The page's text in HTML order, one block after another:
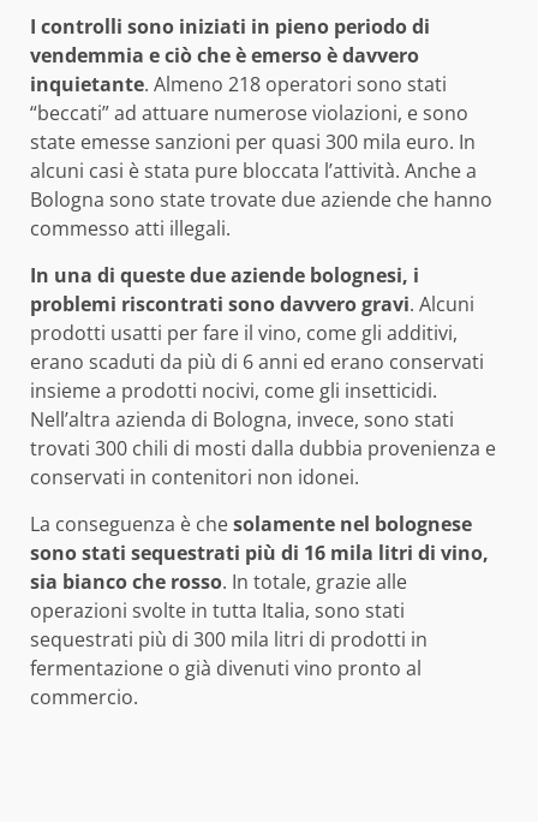
I controlli sono iniziati in pieno periodo di
vendemmia e ciò che è emerso è davvero
inquietante. Almeno 218 operatori sono stati
“beccati” ad attuare numerose violazioni, e sono
state emesse sanzioni per quasi 300 mila euro. In
alcuni casi è stata pure bloccata l’attività. Anche a
Bologna sono state trovate due aziende che hanno
commesso atti illegali.
In una di queste due aziende bolognesi, i
problemi riscontrati sono davvero gravi. Alcuni
prodotti usatti per fare il vino, come gli additivi,
erano scaduti da più di 6 anni ed erano conservati
insieme a prodotti nocivi, come gli insetticidi.
Nell’altra azienda di Bologna, invece, sono stati
trovati 300 chili di mosti dalla dubbia provenienza e
conservati in contenitori non idonei.
La conseguenza è chesolamente nel bolognese
sono stati sequestrati più di 16 mila litri di vino,
sia bianco che rosso. In totale, grazie alle
operazioni svolte in tutta Italia, sono stati
sequestrati più di 300 mila litri di prodotti in
fermentazione o già divenuti vino pronto al
commercio.